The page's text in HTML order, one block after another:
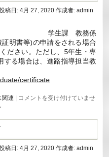
イ
ル
予
に
か
る
開
時
い
稿日: 4月 27, 2020 作成者: admin
学生課 教務係
明書等)の申請をされる場合
ださい。ただし、5年生・専
する場合は、進路指導担当教
certificate
関連
各
明
申
請
コメントを受け付けていませ
稿日: 4月 27, 2020 作成者: admin